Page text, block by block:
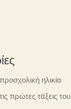
ηλικία
πρώτες τάξεις του